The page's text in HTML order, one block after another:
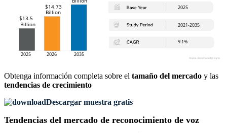
Obtenga información completa sobre el tamaño del mercado y las
tendencias de crecimiento
Descargar muestra gratis
Tendencias del mercado de reconocimiento de voz